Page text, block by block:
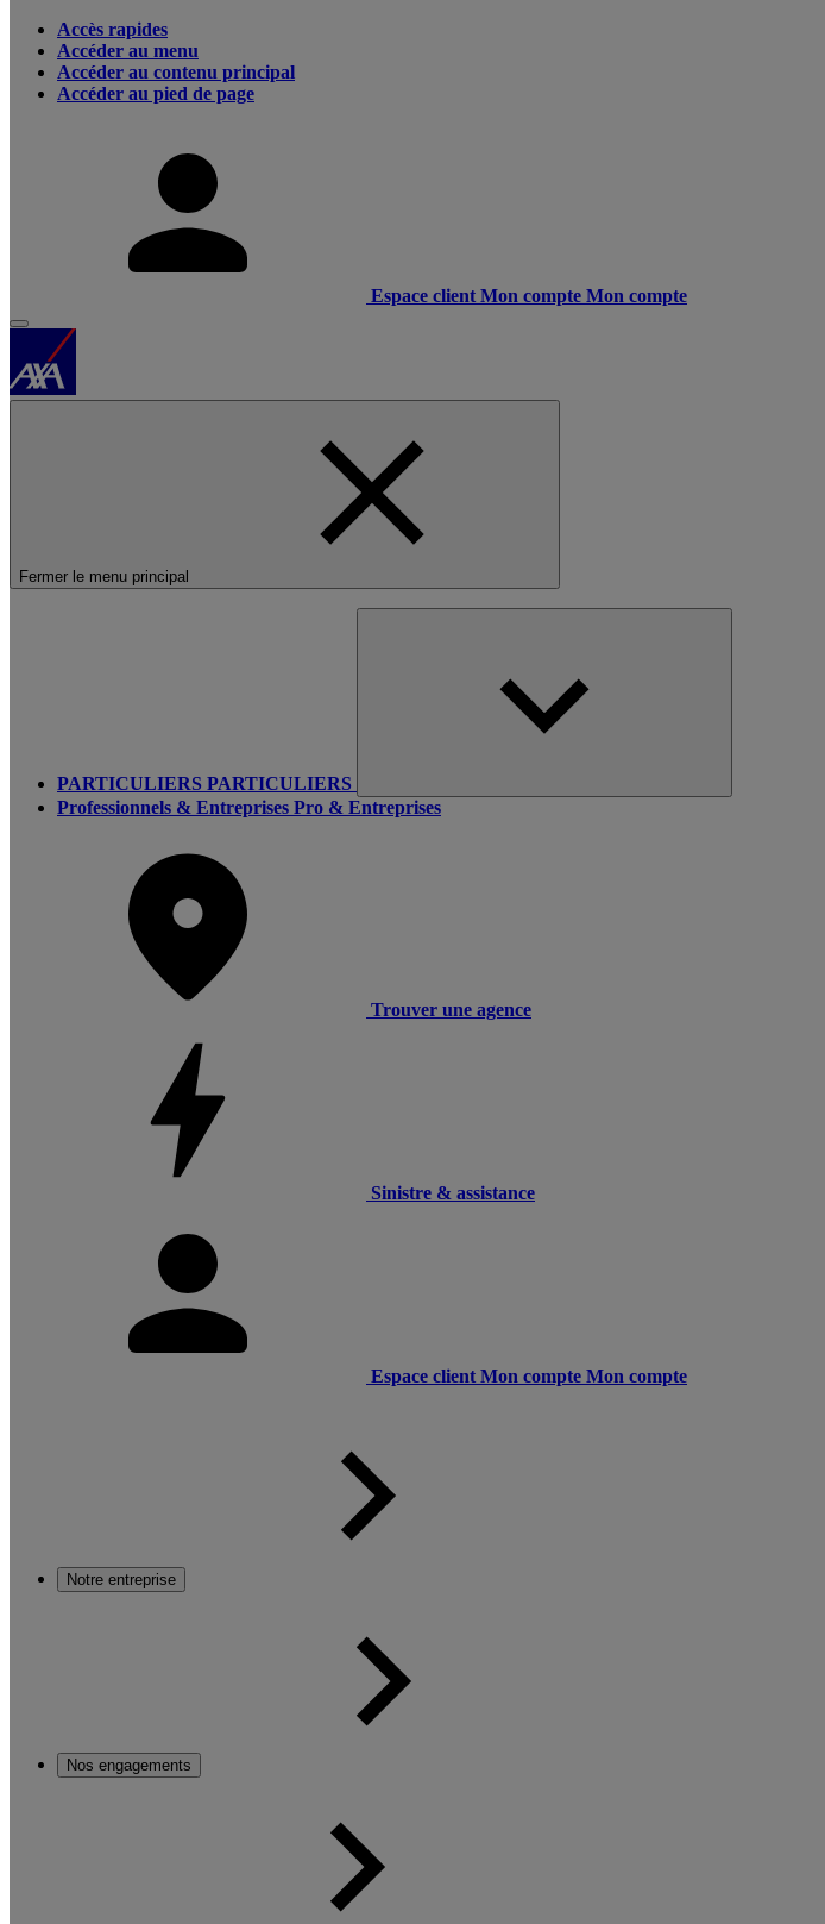
Accès rapides
Accéder au menu
Accéder au contenu principal
Accéder au pied de page
Espace client Mon compte Mon compte
Fermer le menu principal
PARTICULIERS PARTICULIERS
Professionnels & Entreprises Pro & Entreprises
Trouver une agence
Sinistre & assistance
Espace client Mon compte Mon compte
Notre entreprise
Nos engagements